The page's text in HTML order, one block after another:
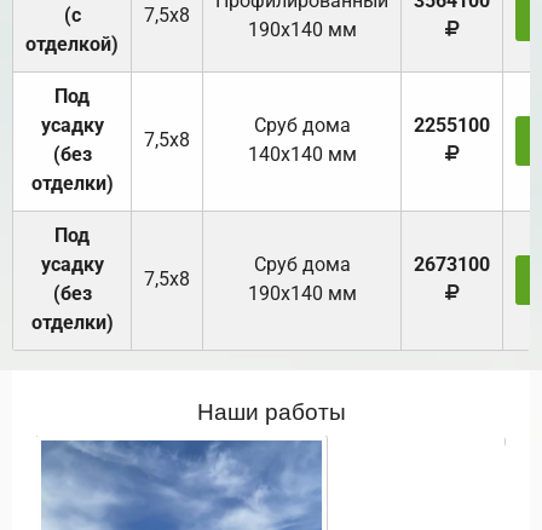
(с
отделкой)
7,5х8
190х140 мм
Под
усадку
(без
отделки)
7,5х8
Cруб дома
140х140 мм
2255100
Под
усадку
(без
отделки)
7,5х8
Cруб дома
190х140 мм
2673100
Наши работы